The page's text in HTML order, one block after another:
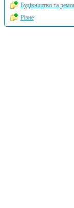
Будівництво та
Різне